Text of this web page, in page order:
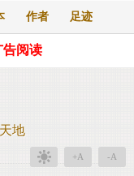
作者 足迹
告阅读
地
+A -A